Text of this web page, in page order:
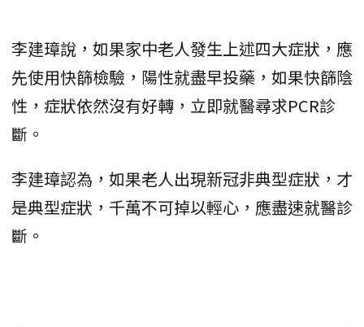
李建璋說，如果家中老人發生上述四大症狀，應
先使用快篩檢驗，陽性就盡早投藥，如果快篩陰
性，症狀依然沒有好轉，立即就醫尋求PCR診
斷。
李建璋認為，如果老人出現新冠非典型症狀，才
是典型症狀，千萬不可掉以輕心，應盡速就醫診
斷。